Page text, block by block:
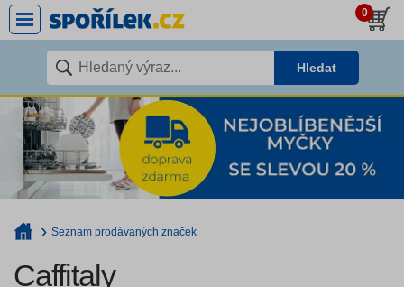
0
Hledat
Seznam prodávaných značek
Caffitaly